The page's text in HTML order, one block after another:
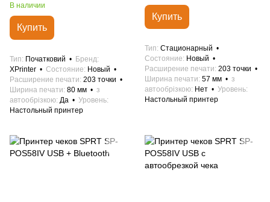
В наличии
Купить
Тип Початковий
Бренд
XPrinter
Состояние Новый
Расширение печати 203 точки
Ширина печати 80 мм
з
автообрізкою Да
Уровень
Настольный принтер
Купить
Тип Стационарный
Состояние Новый
Расширение печати 203 точки
Ширина печати 57 мм
з
автообрізкою Нет
Уровень
Настольный принтер